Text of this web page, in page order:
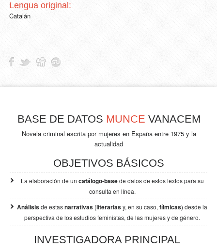
Lengua original:
Catalán
BASE DE DATOS MUNCE VANACEM
Novela criminal escrita por mujeres en España entre 1975 y la
actualidad
OBJETIVOS BÁSICOS
La elaboración de un catálogo-basede datos de estos textos para su
consulta en línea.
Análisisde estasnarrativas (literariasy, en su caso, fílmicas) desde la
perspectiva de losestudios feministas, de las mujeres y de género.
INVESTIGADORA PRINCIPAL